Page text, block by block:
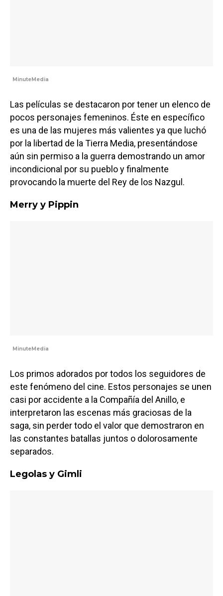
MinuteMedia
Las películas se destacaron por tener un elenco de
pocos personajes femeninos. Éste en específico
es una de las mujeres más valientes ya que luchó
por la libertad de la Tierra Media, presentándose
aún sin permiso a la guerra demostrando un amor
incondicional por su pueblo y finalmente
provocando la muerte del Rey de los Nazgul.
Merry y Pippin
MinuteMedia
Los primos adorados por todos los seguidores de
este fenómeno del cine. Estos personajes se unen
casi por accidente a la Compañía del Anillo, e
interpretaron las escenas más graciosas de la
saga, sin perder todo el valor que demostraron en
las constantes batallas juntos o dolorosamente
separados.
Legolas y Gimli